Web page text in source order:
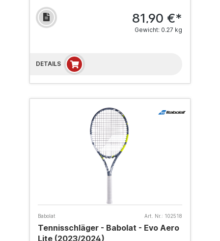
81,90 €*
Gewicht: 0.27 kg
DETAILS
Babolat Art. Nr.: 102518
Tennisschläger - Babolat - Evo Aero
Lite (2023/2024)